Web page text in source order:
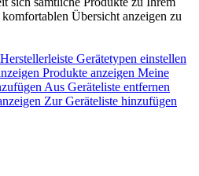
Übersicht anzeigen zu
Gerätetypen einstellen
Produkte anzeigen Meine
Aus Geräteliste entfernen
Zur Geräteliste hinzufügen